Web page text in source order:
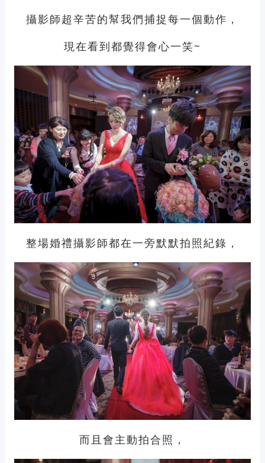
攝影師超辛苦的幫我們捕捉每一個動作，
現在看到都覺得會心一笑~
整場婚禮攝影師都在一旁默默拍照紀錄，
而且會主動拍合照，